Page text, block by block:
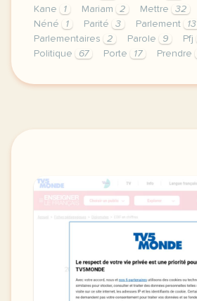
Kane
1 Mariam 2 Mettre 32
Néné
1 Parité 3 Parlement
13
Parlementaires
2 Parole 9 Pfj
Politique
67 Porte 17 Prendre
le respect de votre vie